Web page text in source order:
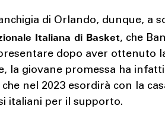
di Orlando, dunque, a
Italiana di Basket, che
dopo aver ottenuto
la giovane promessa ha
nel 2023 esordirà con la
italiani per il supporto.